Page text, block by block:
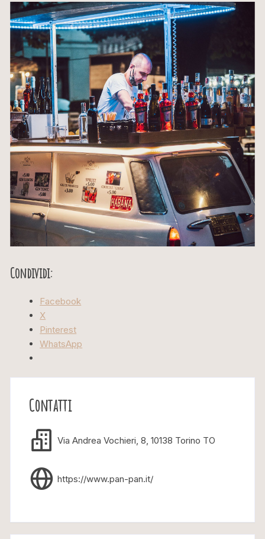
Condividi:
Facebook
X
Pinterest
WhatsApp
Contatti
Via Andrea Vochieri, 8, 10138 Torino TO
https://www.pan-pan.it/